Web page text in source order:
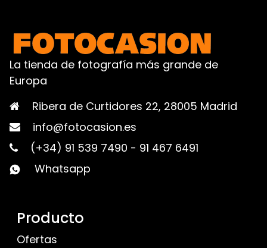
La tienda de fotografía más grande de
Europa
Ribera de Curtidores 22, 28005 Madrid
info@fotocasion.es
(+34) 91 539 7490 - 91 467 6491
Whatsapp
Producto
Ofertas